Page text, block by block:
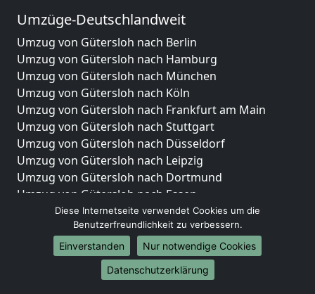
Umzüge-Deutschlandweit
Umzug von Gütersloh nach Berlin
Umzug von Gütersloh nach Hamburg
Umzug von Gütersloh nach München
Umzug von Gütersloh nach Köln
Umzug von Gütersloh nach Frankfurt am Main
Umzug von Gütersloh nach Stuttgart
Umzug von Gütersloh nach Düsseldorf
Umzug von Gütersloh nach Leipzig
Umzug von Gütersloh nach Dortmund
Umzug von Gütersloh nach Essen
Umzug von Gütersloh nach Bremen
Umzug von Gütersloh nach Dresden
Umzug von Gütersloh nach Hannover
Umzug von Gütersloh nach Nürnberg
Umzug von Gütersloh nach Duisburg
Diese Internetseite verwendet Cookies um die
Benutzerfreundlichkeit zu verbessern.
Einverstanden
Nur notwendige Cookies
Datenschutzerklärung